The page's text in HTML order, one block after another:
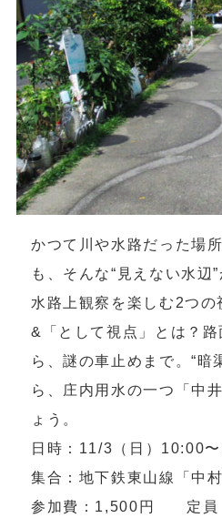
かつて川や水路だった場
も、そんな“見えない水辺
水路上観察を楽しむ2つの
&「として視点」とは？
ら、謎の車止めまで。“暗
ら、庄内用水の一つ「中
ょう。
日時：11/3（日）10:00
集合：地下鉄東山線「中
参加費：1,500円 定員